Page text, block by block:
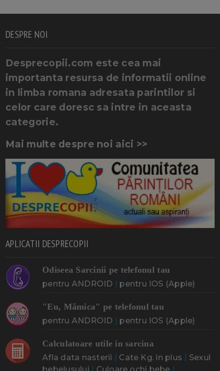
DESPRE NOI
Desprecopii.com este cea mai
importanta resursa de informatii online
in limba romana adresata parintilor si
celor care doresc sa intre in aceasta
categorie.
Mai multe despre noi aici >>
APLICATII DESPRECOPII
Odiseea Sarcinii pe telefonul tau
pentru ANDROID pentru IOS (Apple)
"Eu, Mămica" pe telefonul tau
pentru ANDROID pentru IOS (Apple)
Calculatoare utile in sarcina
Afla data nasterii Cate Kg. in plus
Sexul